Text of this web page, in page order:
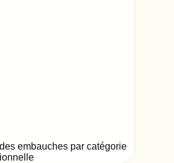
embauches par catégorie